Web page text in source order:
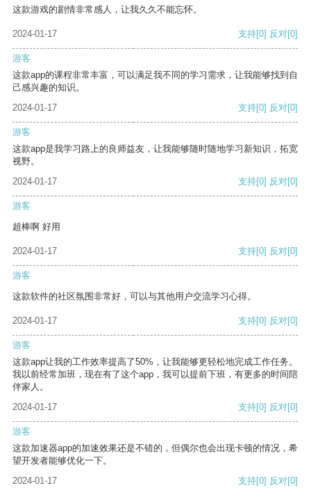
这款游戏的剧情非常感人，让我久久不能忘怀。
2024-01-17 支持[0] 反对[0]
游客
这款app的课程非常丰富，可以满足我不同的学习需求，让我能够找到自
己感兴趣的知识。
2024-01-17
支持[0] 反对[0]
游客
这款app是我学习路上的良师益友，让我能够随时随地学习新知识，拓宽
视野。
2024-01-17
支持[0] 反对[0]
游客
超棒啊 好用
2024-01-17 支持[0] 反对[0]
游客
这款软件的社区氛围非常好，可以与其他用户交流学习心得。
2024-01-17 支持[0] 反对[0]
游客
这款app让我的工作效率提高了50%，让我能够更轻松地完成工作任务。
我以前经常加班，现在有了这个app，我可以提前下班，有更多的时间陪
伴家人。
2024-01-17
支持[0] 反对[0]
游客
这款加速器app的加速效果还是不错的，但偶尔也会出现卡顿的情况，希
望开发者能够优化一下。
2024-01-17
支持[0] 反对[0]